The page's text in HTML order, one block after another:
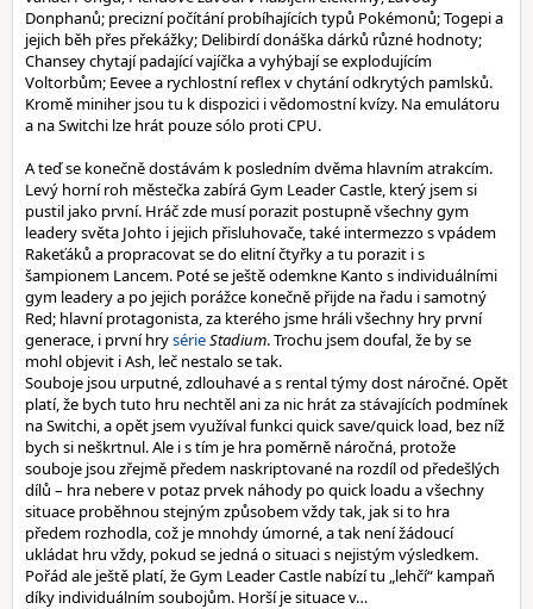
Donphanů; precizní počítání probíhajících typů Pokémonů; Togepi a
jejich běh přes překážky; Delibirdí donáška dárků různé hodnoty;
Chansey chytají padající vajíčka a vyhýbají se explodujícím
Voltorbům; Eevee a rychlostní reflex v chytání odkrytých pamlsků.
Kromě miniher jsou tu k dispozici i vědomostní kvízy. Na emulátoru
a na Switchi lze hrát pouze sólo proti CPU.
A teď se konečně dostávám k posledním dvěma hlavním atrakcím.
Levý horní roh městečka zabírá Gym Leader Castle, který jsem si
pustil jako první. Hráč zde musí porazit postupně všechny gym
leadery světa Johto i jejich přisluhovače, také intermezzo s vpádem
Rakeťáků a propracovat se do elitní čtyřky a tu porazit i s
šampionem Lancem. Poté se ještě odemkne Kanto s individuálními
gym leadery a po jejich porážce konečně přijde na řadu i samotný
Red; hlavní protagonista, za kterého jsme hráli všechny hry první
generace, i první hrysérieStadium. Trochu jsem doufal, že by se
mohl objevit i Ash, leč nestalo se tak.
Souboje jsou urputné, zdlouhavé a s rental týmy dost náročné. Opět
platí, že bych tuto hru nechtěl ani za nic hrát za stávajících podmínek
na Switchi, a opět jsem využíval funkci quick save/quick load, bez níž
bych si neškrtnul. Ale i s tím je hra poměrně náročná, protože
souboje jsou zřejmě předem naskriptované na rozdíl od předešlých
dílů – hra nebere v potaz prvek náhody po quick loadu a všechny
situace proběhnou stejným způsobem vždy tak, jak si to hra
předem rozhodla, což je mnohdy úmorné, a tak není žádoucí
ukládat hru vždy, pokud se jedná o situaci s nejistým výsledkem.
Pořád ale ještě platí, že Gym Leader Castle nabízí tu „lehčí“ kampaň
díky individuálním soubojům. Horší je situace v…